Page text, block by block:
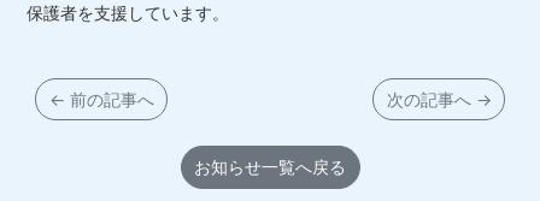
保護者を支援しています。
← 前の記事へ 次の記事へ →
お知らせ一覧へ戻る